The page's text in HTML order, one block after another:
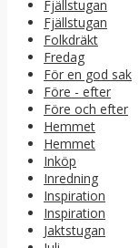
Fjällstugan
Fjällstugan
Folkdräkt
Fredag
För en god sak
Före - efter
Före och efter
Hemmet
Hemmet
Inköp
Inredning
Inspiration
Inspiration
Jaktstugan